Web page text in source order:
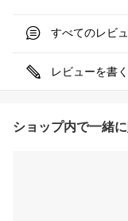
すべてのレビ
レビューを書く
ショップ内で一緒